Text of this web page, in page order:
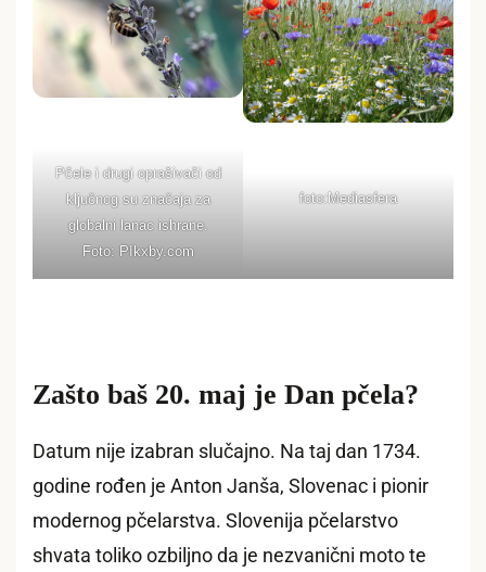
Pčele i drugi oprašivači od
ključnog su značaja za
globalni lanac ishrane.
Foto: PIkxby.com
foto:Mediasfera
Zašto baš 20. maj je Dan pčela?
Datum nije izabran slučajno. Na taj dan 1734.
godine rođen je Anton Janša, Slovenac i pionir
modernog pčelarstva. Slovenija pčelarstvo
shvata toliko ozbiljno da je nezvanični moto te